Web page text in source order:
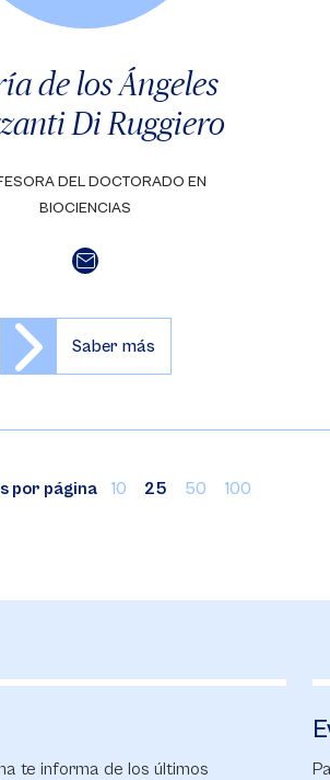
de los Ángeles
Di Ruggiero
DEL DOCTORADO EN
BIOCIENCIAS
Saber más
por página 10 25 50 100
te informa de los últimos